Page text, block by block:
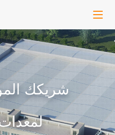
شريكك